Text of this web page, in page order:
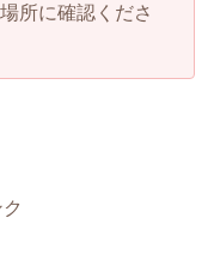
所に確認くださ